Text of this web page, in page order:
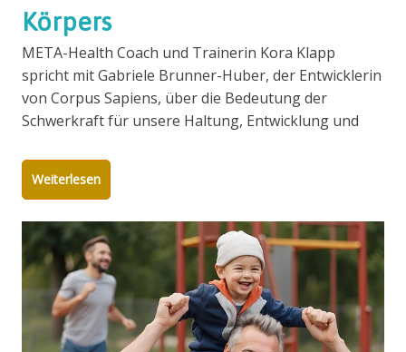
Körpers
META-Health Coach und Trainerin Kora Klapp
spricht mit Gabriele Brunner-Huber, der Entwicklerin
von Corpus Sapiens, über die Bedeutung der
Schwerkraft für unsere Haltung, Entwicklung und
Weiterlesen